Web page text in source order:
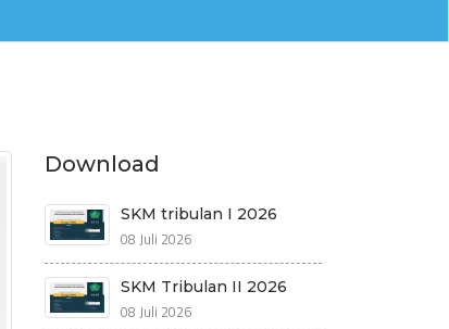
Download
SKM tribulan I 2026
08 Juli 2026
SKM Tribulan II 2026
08 Juli 2026